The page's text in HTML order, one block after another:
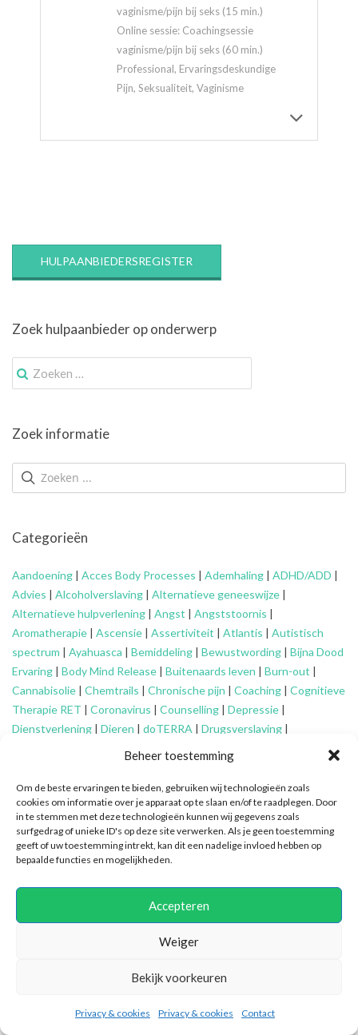
Beheer toestemming
Om de beste ervaringen te bieden, gebruiken wij technologieën zoals
cookies om informatie over je apparaat op te slaan en/of te raadplegen. Door
in te stemmen met deze technologieën kunnen wij gegevens zoals
surfgedrag of unieke ID's op deze site verwerken. Als je geen toestemming
geeft of uw toestemming intrekt, kan dit een nadelige invloed hebben op
bepaalde functies en mogelijkheden.
Accepteren
Weiger
Bekijk voorkeuren
Privacy & cookies Privacy & cookies Contact
vaginisme/pijn bij seks (15 min.)
Online sessie: Coachingsessie
vaginisme/pijn bij seks (60 min.)
Professional, Ervaringsdeskundige
Pijn, Seksualiteit, Vaginisme
HULPAANBIEDERSREGISTER
Zoek hulpaanbieder op onderwerp
Zoek
naar:
Zoek informatie
Categorieën
Aandoening | Acces Body Processes | Ademhaling | ADHD/ADD |
Advies | Alcoholverslaving | Alternatieve geneeswijze |
Alternatieve hulpverlening | Angst | Angststoornis |
Aromatherapie | Ascensie | Assertiviteit | Atlantis | Autistisch
spectrum | Ayahuasca | Bemiddeling | Bewustwording | Bijna Dood
Ervaring | Body Mind Release | Buitenaards leven | Burn-out |
Cannabisolie | Chemtrails | Chronische pijn | Coaching | Cognitieve
Therapie RET | Coronavirus | Counselling | Depressie |
Dienstverlening | Dieren | doTERRA | Drugsverslaving |
Engelen |
Familie-opstellingen
Financieel advies ouderen|Financiële problemen|Financiën
Fytotherapie|Gameverslaving|Gedragsproblemen|Geheime
genootschappen|Geluk|Gescheiden ouders|Gidsen|
Graancirkels|Grenzen aangeven|Grenzen stellen|Healing|
Hiernamaals|Hooggevoeligheid/HSP
|Kleptomanie
Mindfulness|Mishandeling|Narcisme|Natuurlijke verzorging|
Ondersteuning
Overspannenheid|Paniekaanvallen
|Praktische ondersteuning|Pubers|Quantum